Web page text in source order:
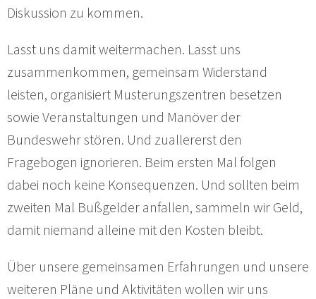
Diskussion zu kommen.
Lasst uns damit weitermachen. Lasst uns
zusammenkommen, gemeinsam Widerstand
leisten, organisiert Musterungszentren besetzen
sowie Veranstaltungen und Manöver der
Bundeswehr stören. Und zuallererst den
Fragebogen ignorieren. Beim ersten Mal folgen
dabei noch keine Konsequenzen. Und sollten beim
zweiten Mal Bußgelder anfallen, sammeln wir Geld,
damit niemand alleine mit den Kosten bleibt.
Über unsere gemeinsamen Erfahrungen und unsere
weiteren Pläne und Aktivitäten wollen wir uns